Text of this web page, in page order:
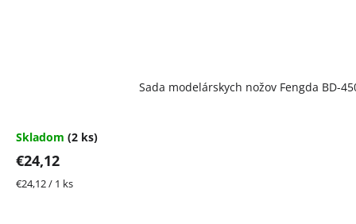
Sada modelárskych nožov Fengda BD-
Skladom (2 ks)
€24,12
Jednotková
€24,12 / 1 ks